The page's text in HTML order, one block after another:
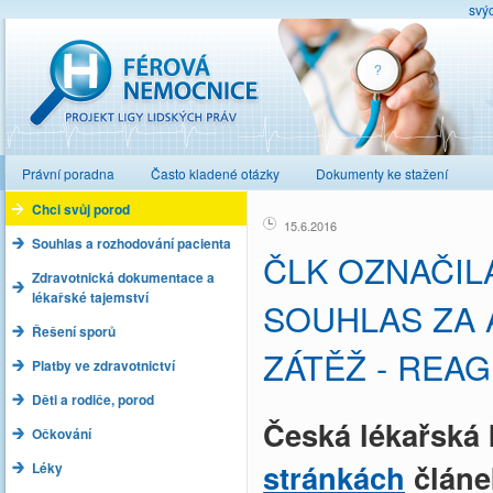
Právní poradna Často kladené otázky Dokumenty ke stažení
Chci svůj porod
Souhlas a rozhodování pacienta
Zdravotnická dokumentace a
lékařské tajemství
Řešení sporů
Platby ve zdravotnictví
Děti a rodiče, porod
Očkování
Léky
15.6.2016
ČLK
SOUHLAS ZA
ZÁTĚŽ -
Česká
stránkách